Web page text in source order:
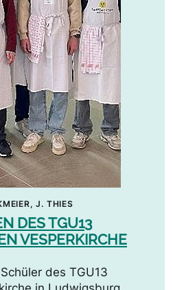
J. THIES
DES TGU13
VESPERKIRCHE
des TGU13